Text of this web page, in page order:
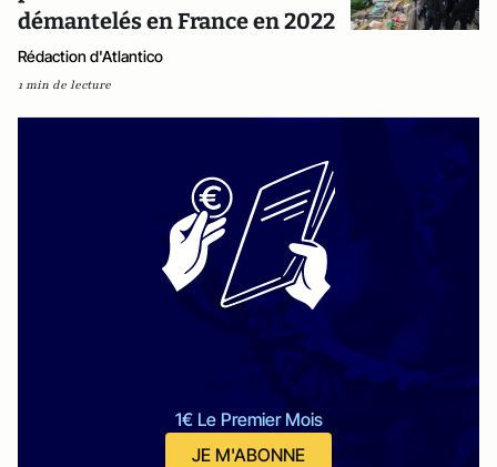
démantelés en France en 2022
Rédaction d'Atlantico
1 min de lecture
1€ Le Premier Mois
JE M'ABONNE